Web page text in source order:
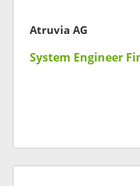
Atruvia AG
System Engineer